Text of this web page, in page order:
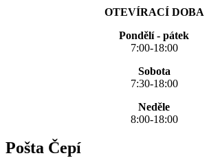
OTEVÍRACÍ DOBA
Pondělí - pátek
7:00-18:00
Sobota
7:30-18:00
Neděle
8:00-18:00
Pošta Čepí